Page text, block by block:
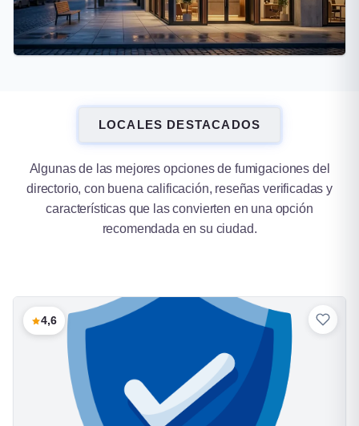
Lomas de Zamora
16 fumigaciones
LOCALES DESTACADOS
Algunas de las mejores opciones de fumigaciones del
directorio, con buena calificación, reseñas verificadas y
características que las convierten en una opción
recomendada en su ciudad.
4,6